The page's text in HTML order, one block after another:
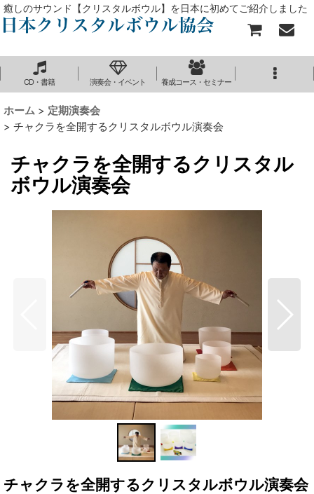
癒しのサウンド【クリスタルボウル】を日本に初めてご紹介しました
CD・書籍 演奏会・イベント 養成コース・セミナー
ホーム > 定期演奏会
> チャクラを全開するクリスタルボウル演奏会
チャクラを全開するクリスタル
ボウル演奏会
チャクラを全開するクリスタルボウル演奏会